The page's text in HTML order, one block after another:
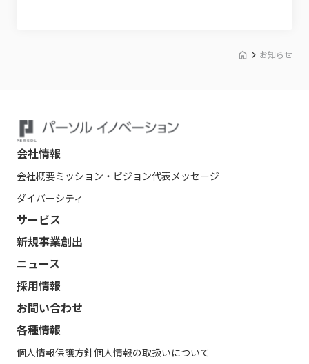
お知らせ
会社情報
会社概要ミッション・ビジョン代表メッセージ
ダイバーシティ
サービス
新規事業創出
ニュース
採用情報
お問い合わせ
各種情報
個人情報保護方針個人情報の取扱いについて